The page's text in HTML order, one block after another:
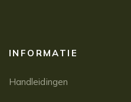
INFORMATIE
Handleidingen